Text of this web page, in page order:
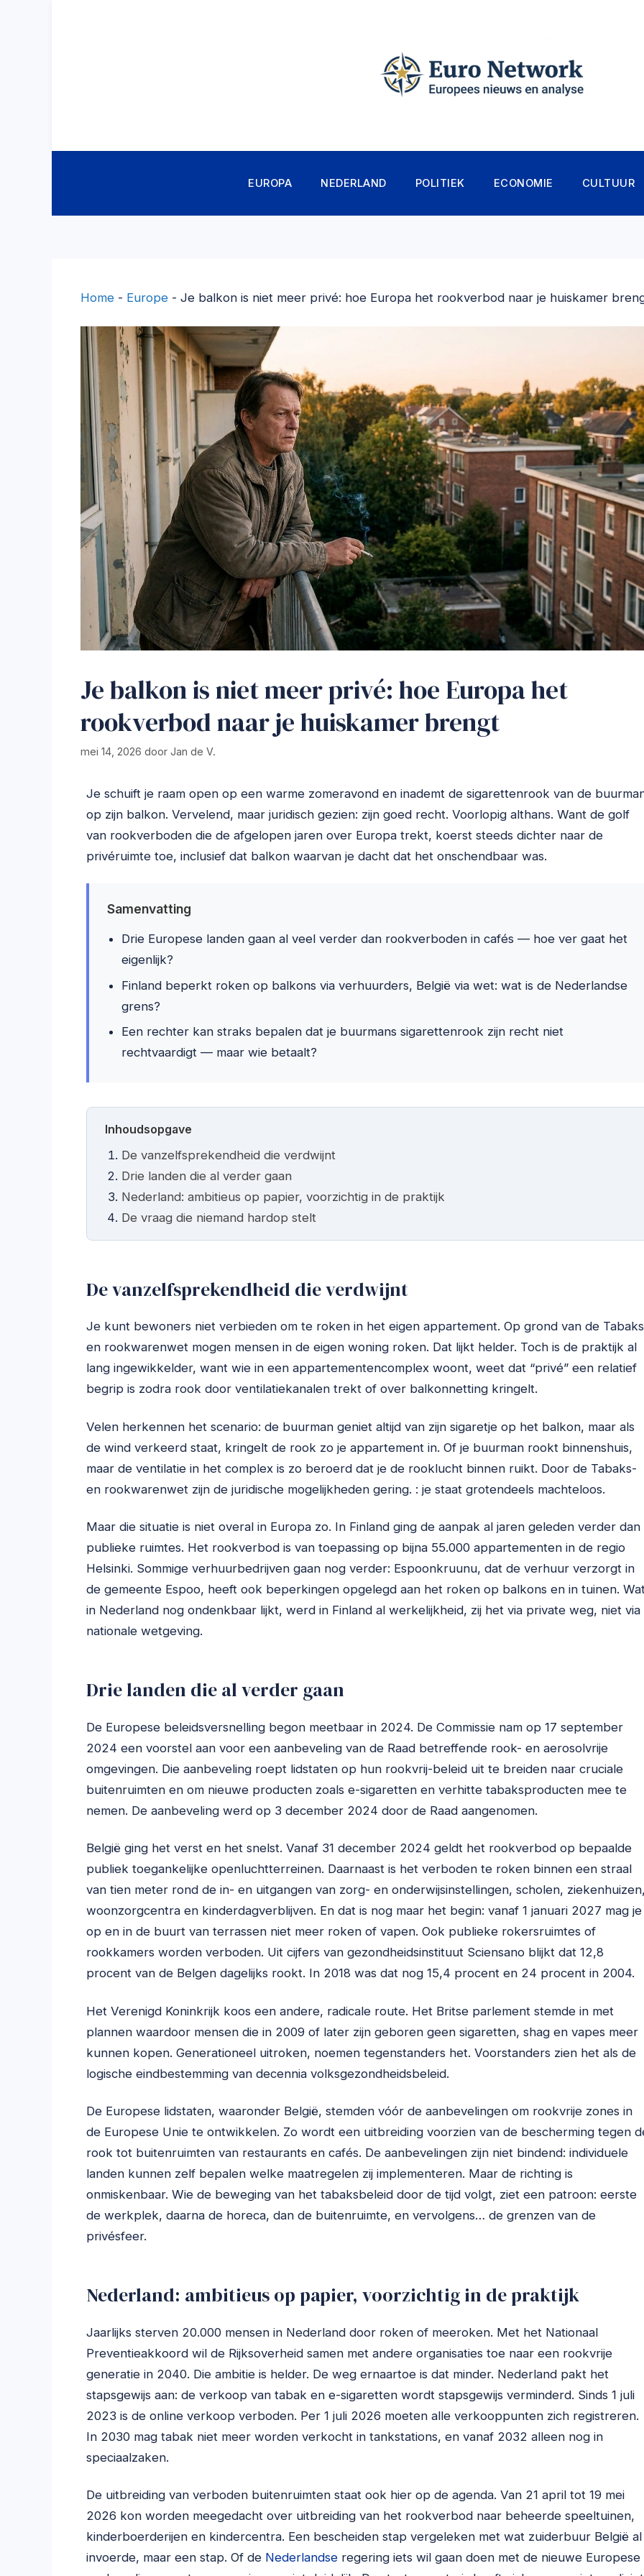
EUROPA NEDERLAND POLITIEK ECONOMIE CULTUUR
Home - Europe - Je balkon is niet meer privé: hoe Europa het rookverbod naar je huiskamer
Je balkon is niet meer privé: hoe Europa het
rookverbod naar je huiskamer brengt
mei 14, 2026 door Jan de V.
Je schuift je raam open op een warme zomeravond en inademt de sigarettenrook van de
op zijn balkon. Vervelend, maar juridisch gezien: zijn goed recht. Voorlopig althans. Want de golf
van rookverboden die de afgelopen jaren over Europa trekt, koerst steeds dichter naar de
privéruimte toe, inclusief dat balkon waarvan je dacht dat het onschendbaar was.
Samenvatting
Drie Europese landen gaan al veel verder dan rookverboden in cafés — hoe ver gaat het
eigenlijk?
Finland beperkt roken op balkons via verhuurders, België via wet: wat is de Nederlandse
grens?
Een rechter kan straks bepalen dat je buurmans sigarettenrook zijn recht niet
rechtvaardigt — maar wie betaalt?
Inhoudsopgave
De vanzelfsprekendheid die verdwijnt
Drie landen die al verder gaan
Nederland: ambitieus op papier, voorzichtig in de praktijk
De vraag die niemand hardop stelt
De vanzelfsprekendheid die verdwijnt
Je kunt bewoners niet verbieden om te roken in het eigen appartement. Op grond van de
en rookwarenwet mogen mensen in de eigen woning roken. Dat lijkt helder. Toch is de praktijk al
lang ingewikkelder, want wie in een appartementencomplex woont, weet dat “privé” een relatief
begrip is zodra rook door ventilatiekanalen trekt of over balkonnetting kringelt.
Velen herkennen het scenario: de buurman geniet altijd van zijn sigaretje op het balkon, maar als
de wind verkeerd staat, kringelt de rook zo je appartement in. Of je buurman rookt binnenshuis,
maar de ventilatie in het complex is zo beroerd dat je de rooklucht binnen ruikt. Door de Tabaks-
en rookwarenwet zijn de juridische mogelijkheden gering. : je staat grotendeels machteloos.
Maar die situatie is niet overal in Europa zo. In Finland ging de aanpak al jaren geleden verder dan
publieke ruimtes. Het rookverbod is van toepassing op bijna 55.000 appartementen in de regio
Helsinki. Sommige verhuurbedrijven gaan nog verder: Espoonkruunu, dat de verhuur verzorgt in
de gemeente Espoo, heeft ook beperkingen opgelegd aan het roken op balkons en in tuinen.
in Nederland nog ondenkbaar lijkt, werd in Finland al werkelijkheid, zij het via private weg, niet via
nationale wetgeving.
Drie landen die al verder gaan
De Europese beleidsversnelling begon meetbaar in 2024. De Commissie nam op 17 september
2024 een voorstel aan voor een aanbeveling van de Raad betreffende rook- en aerosolvrije
omgevingen. Die aanbeveling roept lidstaten op hun rookvrij-beleid uit te breiden naar cruciale
buitenruimten en om nieuwe producten zoals e-sigaretten en verhitte tabaksproducten mee te
nemen. De aanbeveling werd op 3 december 2024 door de Raad aangenomen.
België ging het verst en het snelst. Vanaf 31 december 2024 geldt het rookverbod op bepaalde
publiek toegankelijke openluchtterreinen. Daarnaast is het verboden te roken binnen een straal
van tien meter rond de in- en uitgangen van zorg- en onderwijsinstellingen, scholen,
woonzorgcentra en kinderdagverblijven. En dat is nog maar het begin: vanaf 1 januari 2027 mag je
op en in de buurt van terrassen niet meer roken of vapen. Ook publieke rokersruimtes of
rookkamers worden verboden. Uit cijfers van gezondheidsinstituut Sciensano blijkt dat 12,8
procent van de Belgen dagelijks rookt. In 2018 was dat nog 15,4 procent en 24 procent in 2004.
Het Verenigd Koninkrijk koos een andere, radicale route. Het Britse parlement stemde in met
plannen waardoor mensen die in 2009 of later zijn geboren geen sigaretten, shag en vapes meer
kunnen kopen. Generationeel uitroken, noemen tegenstanders het. Voorstanders zien het als de
logische eindbestemming van decennia volksgezondheidsbeleid.
De Europese lidstaten, waaronder België, stemden vóór de aanbevelingen om rookvrije zones in
de Europese Unie te ontwikkelen. Zo wordt een uitbreiding voorzien van de bescherming tegen
rook tot buitenruimten van restaurants en cafés. De aanbevelingen zijn niet bindend: individuele
landen kunnen zelf bepalen welke maatregelen zij implementeren. Maar de richting is
onmiskenbaar. Wie de beweging van het tabaksbeleid door de tijd volgt, ziet een patroon: eerste
de werkplek, daarna de horeca, dan de buitenruimte, en vervolgens… de grenzen van de
privésfeer.
Nederland: ambitieus op papier, voorzichtig in de praktijk
Jaarlijks sterven 20.000 mensen in Nederland door roken of meeroken. Met het Nationaal
Preventieakkoord wil de Rijksoverheid samen met andere organisaties toe naar een rookvrije
generatie in 2040. Die ambitie is helder. De weg ernaartoe is dat minder. Nederland pakt het
stapsgewijs aan: de verkoop van tabak en e-sigaretten wordt stapsgewijs verminderd. Sinds 1 juli
2023 is de online verkoop verboden. Per 1 juli 2026 moeten alle verkooppunten zich registreren.
In 2030 mag tabak niet meer worden verkocht in tankstations, en vanaf 2032 alleen nog in
speciaalzaken.
De uitbreiding van verboden buitenruimten staat ook hier op de agenda. Van 21 april tot 19 mei
2026 kon worden meegedacht over uitbreiding van het rookverbod naar beheerde speeltuinen,
kinderboerderijen en kindercentra. Een bescheiden stap vergeleken met wat zuiderbuur België al
invoerde, maar een stap. Of de Nederlandse regering iets wil gaan doen met de nieuwe Europese